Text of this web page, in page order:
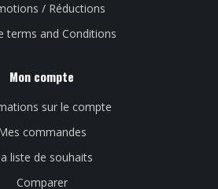
/ Réductions
terms and Conditions
Mon compte
sur le compte
commandes
liste de souhaits
Comparer